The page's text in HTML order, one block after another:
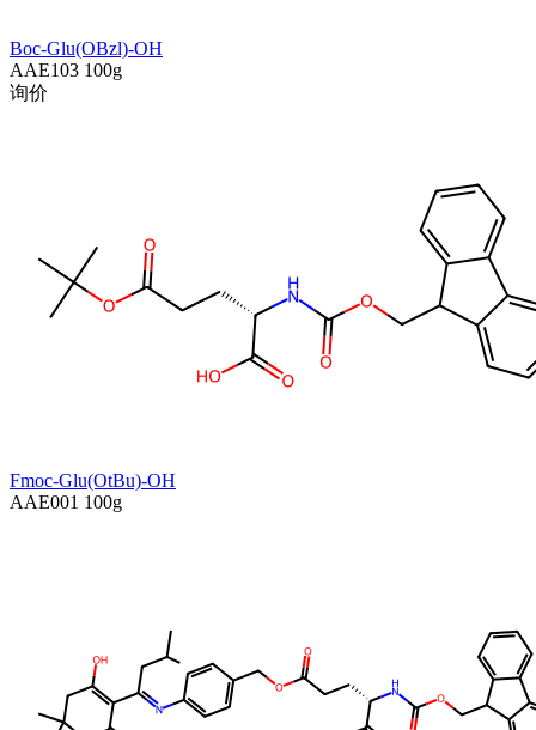
Boc-Glu(OBzl)-OH
AAE103 100g
询价
Fmoc-Glu(OtBu)-OH
AAE001 100g